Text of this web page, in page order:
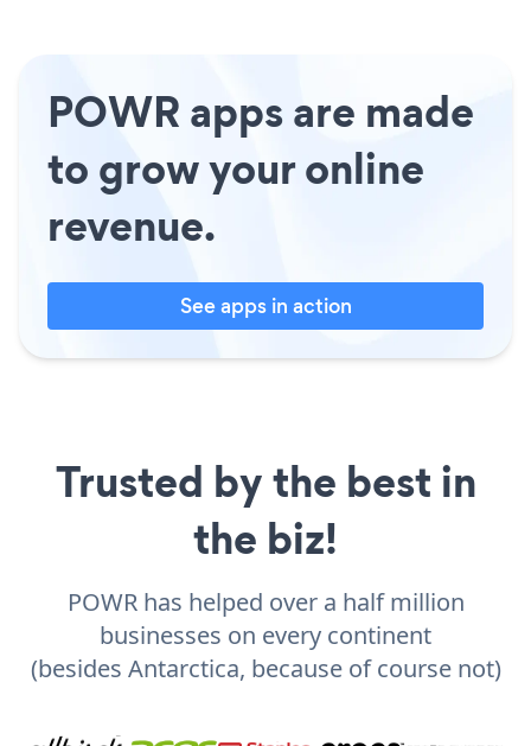
POWR apps are made
to grow your online
revenue.
See apps in action
Trusted by the best in
the biz!
POWR has helped over a half million
businesses on every continent
(besides Antarctica, because of course not)